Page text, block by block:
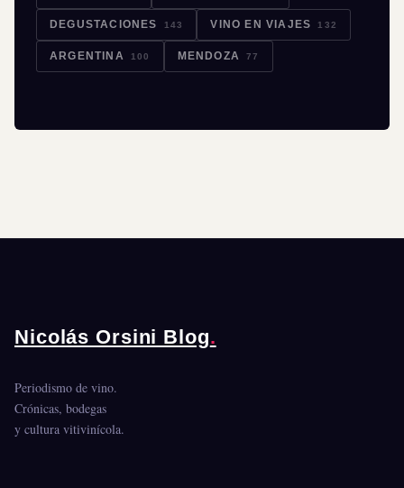
DEGUSTACIONES 143 VINO EN VIAJES 132
ARGENTINA 100 MENDOZA 77
Nicolás Orsini Blog.
Periodismo de vino.
Crónicas, bodegas
y cultura vitivinícola.